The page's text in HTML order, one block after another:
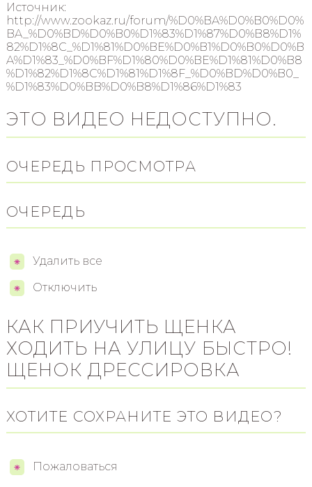
Источник:
http://www.zookaz.ru/forum/%D0%BA%D0%B0%D0%
BA_%D0%BD%D0%B0%D1%83%D1%87%D0%B8%D1%
82%D1%8C_%D1%81%D0%BE%D0%B1%D0%B0%D0%B
A%D1%83_%D0%BF%D1%80%D0%BE%D1%81%D0%B8
%D1%82%D1%8C%D1%81%D1%8F_%D0%BD%D0%B0_
%D1%83%D0%BB%D0%B8%D1%86%D1%83
ЭТО ВИДЕО НЕДОСТУПНО.
ОЧЕРЕДЬ ПРОСМОТРА
ОЧЕРЕДЬ
Удалить все
Отключить
КАК ПРИУЧИТЬ ЩЕНКА
ХОДИТЬ НА УЛИЦУ БЫСТРО!
ЩЕНОК ДРЕССИРОВКА
ХОТИТЕ СОХРАНИТЕ ЭТО ВИДЕО?
Пожаловаться